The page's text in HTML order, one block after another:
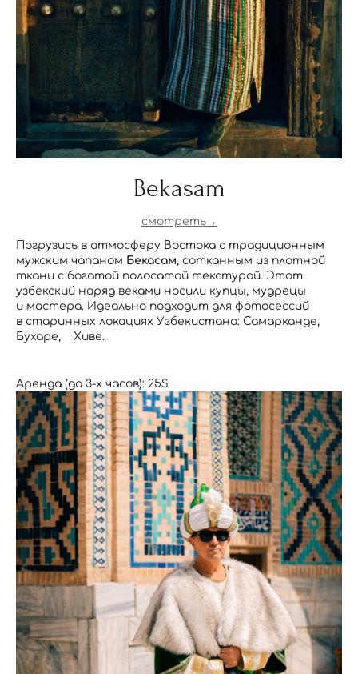
Bekasam
смотреть→
Погрузись в атмосферу Востока с традиционным
мужским чапаном Бекасам, сотканным из плотной
ткани с богатой полосатой текстурой. Этот
узбекский наряд веками носили купцы, мудрецы
и мастера. Идеально подходит для фотосессий
в старинных локациях Узбекистана: Самарканде,
Бухаре, Хиве.
Аренда (до 3-х часов): 25$